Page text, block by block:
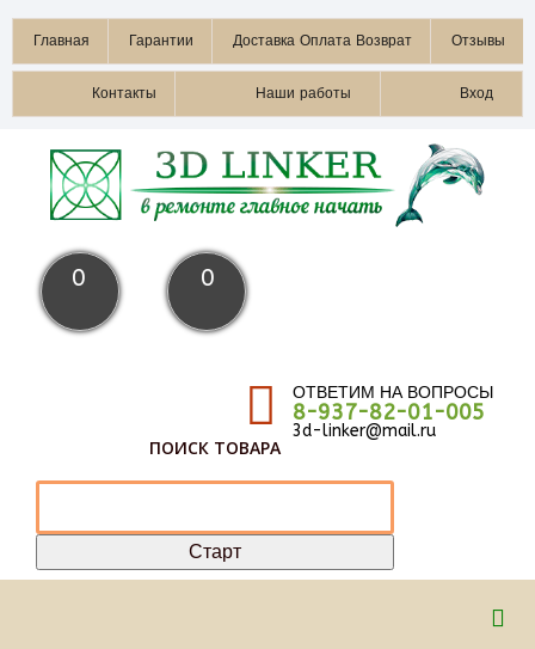
Главная Гарантии Доставка Оплата Возврат Отзывы
Контакты Наши работы Вход
0 0
ОТВЕТИМ НА ВОПРОСЫ
8-937-82-01-005
3d-linker@mail.ru
ПОИСК ТОВАРА